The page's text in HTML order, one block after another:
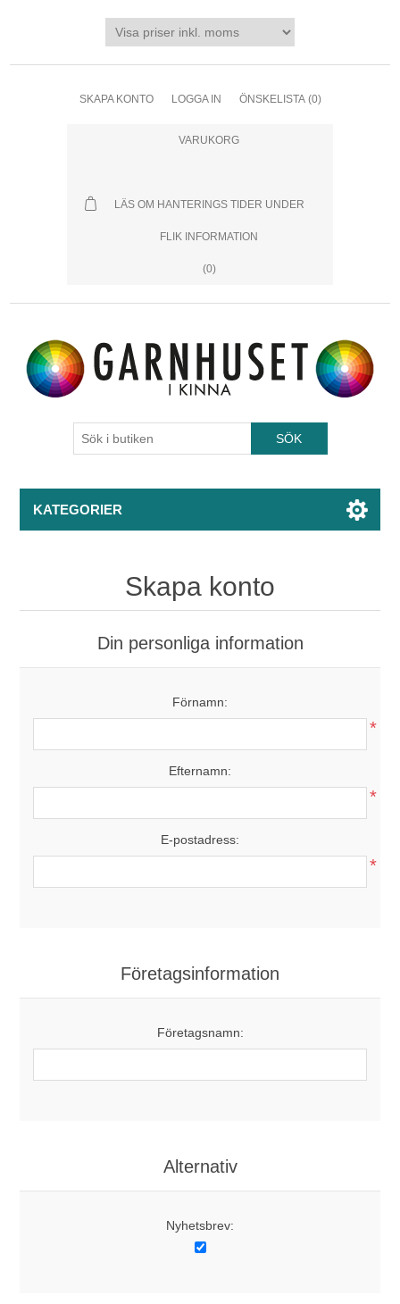
SKAPA KONTO LOGGA IN ÖNSKELISTA (0)
VARUKORG
LÄS OM HANTERINGS TIDER UNDER
FLIK INFORMATION
(0)
KATEGORIER
Skapa konto
Din personliga information
Förnamn:
*
Efternamn:
*
E-postadress:
*
Företagsinformation
Företagsnamn:
Alternativ
Nyhetsbrev: